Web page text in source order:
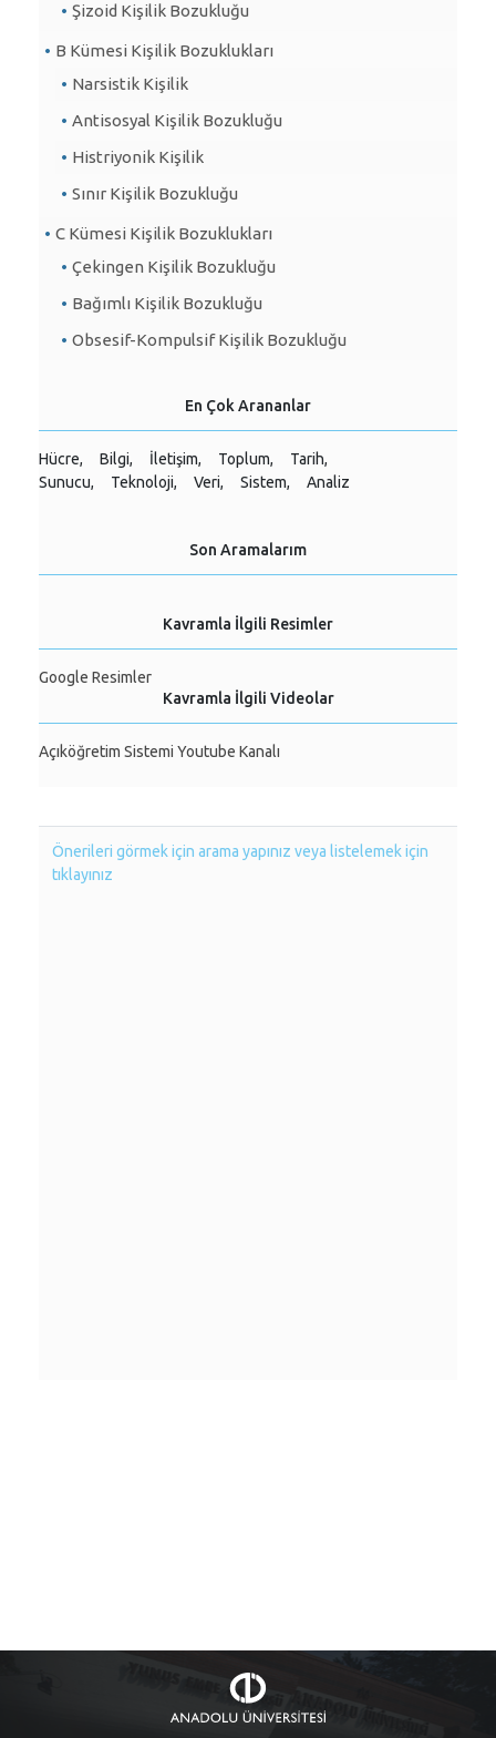
Şizoid Kişilik Bozukluğu
B Kümesi Kişilik Bozuklukları
Narsistik Kişilik
Antisosyal Kişilik Bozukluğu
Histriyonik Kişilik
Sınır Kişilik Bozukluğu
C Kümesi Kişilik Bozuklukları
Çekingen Kişilik Bozukluğu
Bağımlı Kişilik Bozukluğu
Obsesif-Kompulsif Kişilik Bozukluğu
En Çok Arananlar
Hücre, Bilgi, İletişim, Toplum,
Tarih,
Sunucu,
Teknoloji, Veri, Sistem, Analiz
Son Aramalarım
Kavramla İlgili Resimler
Google Resimler
Kavramla İlgili Videolar
Açıköğretim Sistemi Youtube Kanalı
Önerileri görmek için arama yapınız veya listelemek için
tıklayınız